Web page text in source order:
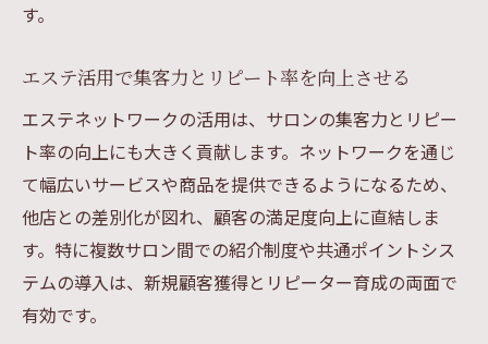
す。
エステ活用で集客力とリピート率を向上させる
エステネットワークの活用は、サロンの集客力とリピー
ト率の向上にも大きく貢献します。ネットワークを通じ
て幅広いサービスや商品を提供できるようになるため、
他店との差別化が図れ、顧客の満足度向上に直結しま
す。特に複数サロン間での紹介制度や共通ポイントシス
テムの導入は、新規顧客獲得とリピーター育成の両面で
有効です。